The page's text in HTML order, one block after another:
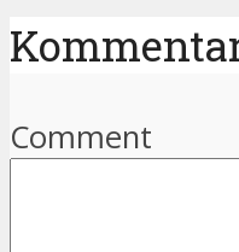
Comment